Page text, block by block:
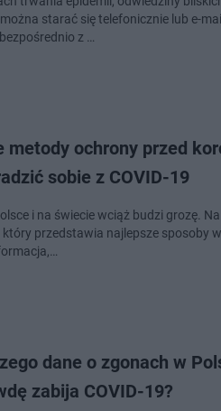
starać się telefonicznie lub e-
z …
metody ochrony przed
sobie z COVID-19
i na świecie wciąż budzi grozę. Na
który przedstawia najlepsze sposoby
dane o zgonach w
zabija COVID-19?